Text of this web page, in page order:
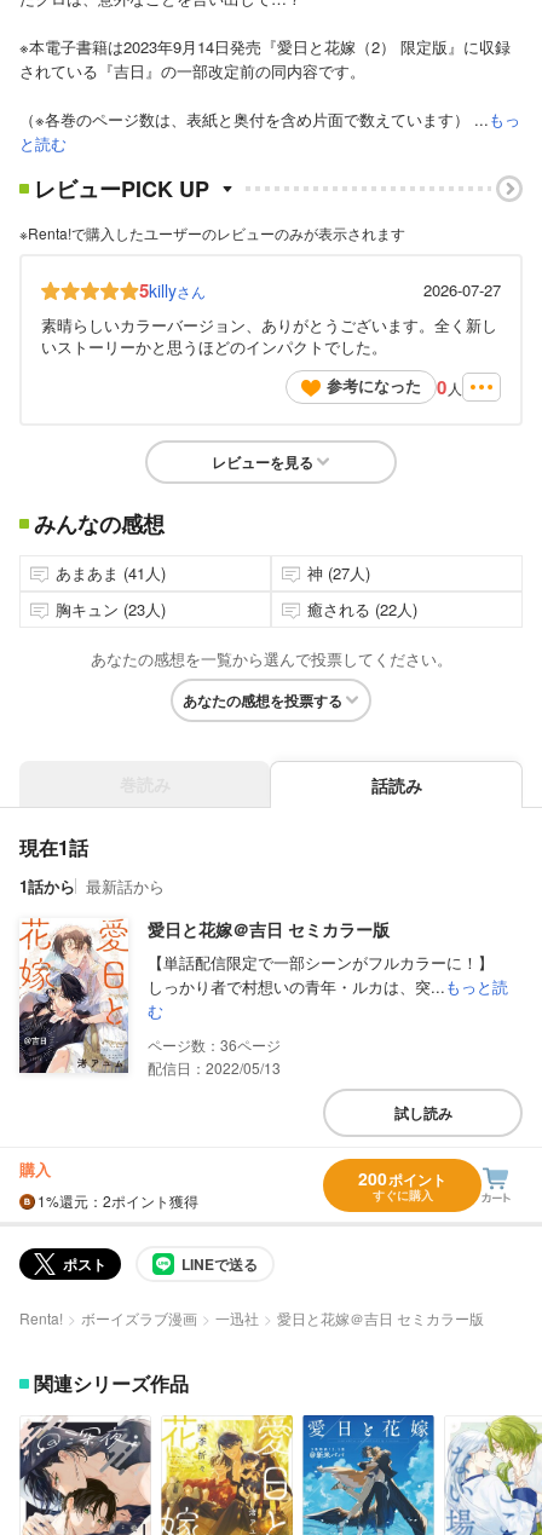
※本電子書籍は2023年9月14日発売『愛日と花嫁（2） 限定版』に収録
されている『吉日』の一部改定前の同内容です。
（※各巻のページ数は、表紙と奥付を含め片面で数えています） ...もっ
と読む
レビューPICK UP
※Renta!で購入したユーザーのレビューのみが表示されます
5killyさん
2026-07-27
素晴らしいカラーバージョン、ありがとうございます。全く新し
いストーリーかと思うほどのインパクトでした。
参考になった
0 人
レビューを見る
みんなの感想
あまあま (41人)
神 (27人)
胸キュン (23人)
癒される (22人)
あなたの感想を一覧から選んで投票してください。
あなたの感想を投票する
話読み
現在1話
1話から 最新話から
愛日と花嫁＠吉日 セミカラー版
【単話配信限定で一部シーンがフルカラーに！】
しっかり者で村想いの青年・ルカは、突...もっと読
む
36
配信日：2022/05/13
試し読み
購入
1%還元 ：2ポイント獲得
200ポイント
すぐに購入
ポスト LINEで送る
Renta! ボーイズラブ漫画 一迅社 愛日と花嫁＠吉日 セミカラー版
関連シリーズ作品